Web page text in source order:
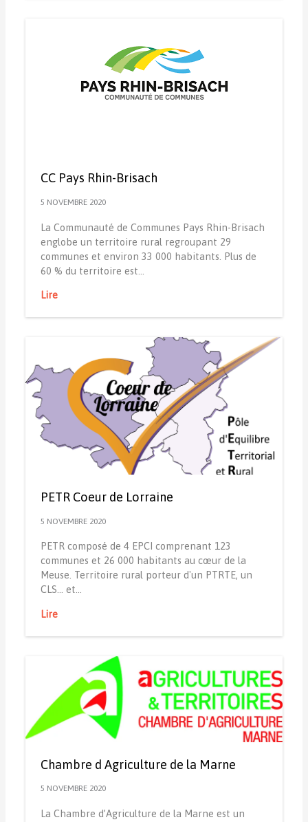
CC Pays Rhin-Brisach
5 NOVEMBRE 2020
La Communauté de Communes Pays Rhin-Brisach
englobe un territoire rural regroupant 29
communes et environ 33 000 habitants. Plus de
60 % du territoire est…
Lire
PETR Coeur de Lorraine
5 NOVEMBRE 2020
PETR composé de 4 EPCI comprenant 123
communes et 26 000 habitants au cœur de la
Meuse. Territoire rural porteur d'un PTRTE, un
CLS... et…
Lire
Chambre d Agriculture de la Marne
5 NOVEMBRE 2020
La Chambre d’Agriculture de la Marne est un